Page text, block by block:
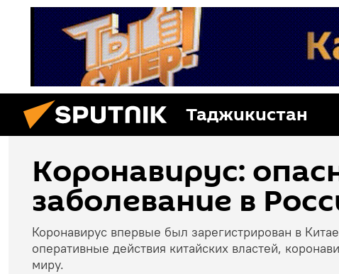
Таджикистан
Коронавирус:
заболевание в
Коронавирус впервые был зарегистрирован в
оперативные действия китайских властей,
миру.